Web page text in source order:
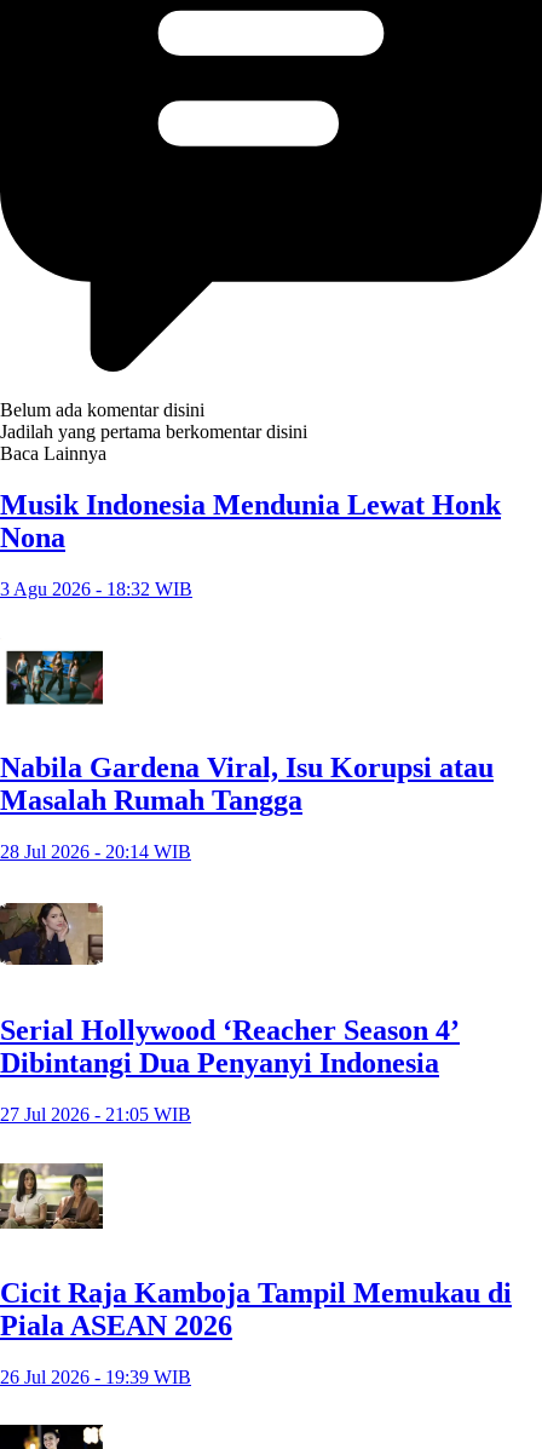
Belum ada komentar disini
Jadilah yang pertama berkomentar disini
Baca Lainnya
Musik Indonesia Mendunia Lewat Honk
Nona
3 Agu 2026 - 18:32 WIB
Nabila Gardena Viral, Isu Korupsi atau
Masalah Rumah Tangga
28 Jul 2026 - 20:14 WIB
Serial Hollywood ‘Reacher Season 4’
Dibintangi Dua Penyanyi Indonesia
27 Jul 2026 - 21:05 WIB
Cicit Raja Kamboja Tampil Memukau di
Piala ASEAN 2026
26 Jul 2026 - 19:39 WIB